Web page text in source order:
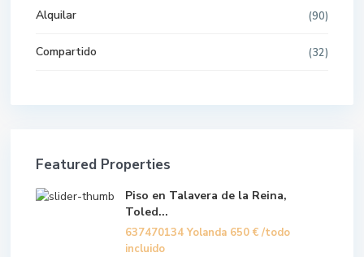
Alquilar (90)
Compartido (32)
Featured Properties
Piso en Talavera de la Reina,
Toled...
637470134 Yolanda 650 € /todo
incluido